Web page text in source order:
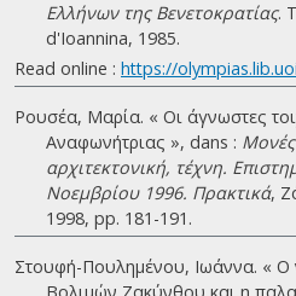
Ελλήνων της Βενετοκρατίας.
d'Ioannina, 1985.
Read online : https://
Ρουσέα, Μαρία. « Οι άγνωστες
Αναφωνήτριας », dans :
αρχιτεκτονική, τέχνη.
Νοεμβρίου 1996. Πρακτικά,
1998, pp. 181-191.
Στουφή-Πουλημένου, Ιωάννα. « Ο